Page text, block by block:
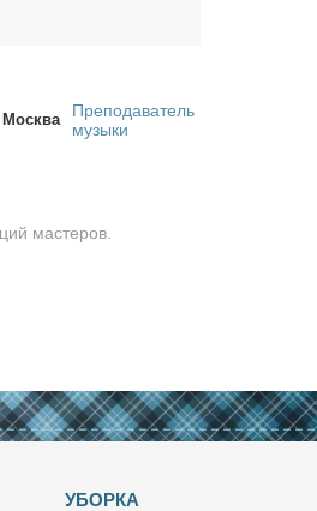
Москва
Преподаватель
музыки
мастеров.
УБОРКА